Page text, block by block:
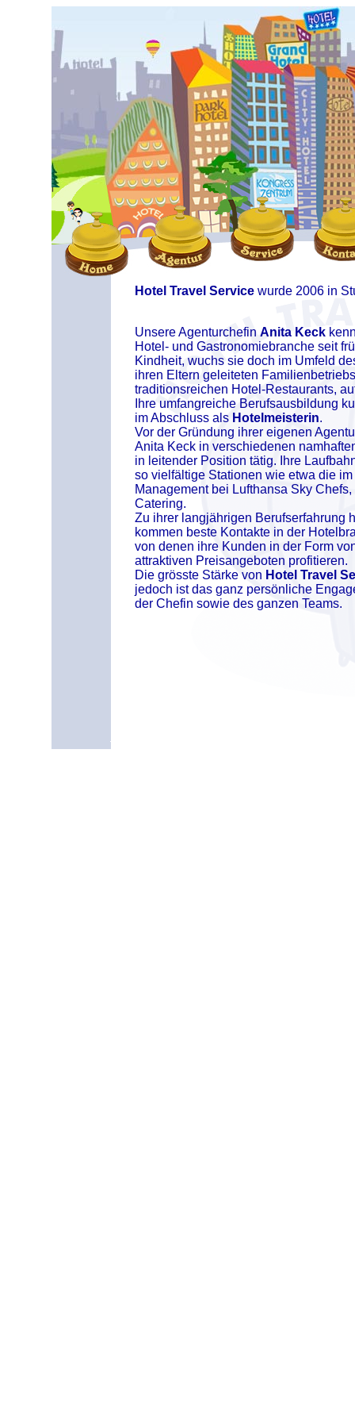
Hotel Travel Service wurde 2006 in
Unsere Agenturchefin Anita Keck
Hotel- und Gastronomiebranche seit
Kindheit, wuchs sie doch im Umfeld
ihren Eltern geleiteten
traditionsreichen Hotel-Restaurants,
Ihre umfangreiche Berufsausbildung
im Abschluss als Hotelmeisterin.
Vor der Gründung ihrer eigenen
Anita Keck in verschiedenen
in leitender Position tätig. Ihre
so vielfältige Stationen wie etwa die im
Management bei Lufthansa Sky Chefs,
Catering.
Zu ihrer langjährigen Berufserfahrung
kommen beste Kontakte in der
von denen ihre Kunden in der Form
attraktiven Preisangeboten profitieren.
Die grösste Stärke von Hotel Travel
jedoch ist das ganz persönliche
der Chefin sowie des ganzen Teams.